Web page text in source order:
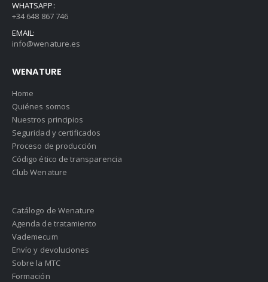
WHATSAPP:
+34 648 867 746
EMAIL:
info@wenature.es
WENATURE
Home
Quiénes somos
Nuestros principios
Seguridad y certificados
Proceso de producción
Código ético de transparencia
Club Wenature
Catálogo de Wenature
Agenda de tratamiento
Vademecum
Envío y devoluciones
Sobre la MTC
Formación